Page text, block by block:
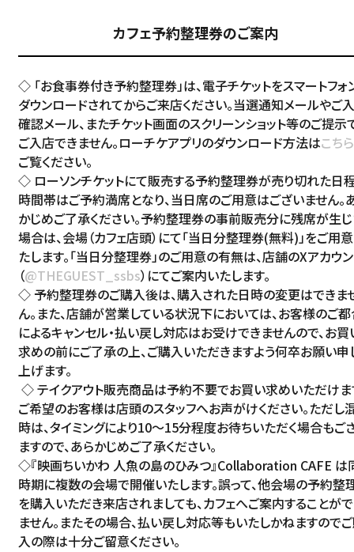
カフェ予約整理券のご案内
◇ 「お食事券付き予約整理券」は、電子チケットをスマートフォ
ダウンロードされてからご来店ください。当選通知メールやご
確認メール、またチケット画面のスクリーンショット等のご提示
ご入店できません。ローチケアプリのダウンロード方法はこちら
ご覧ください。
◇ ローソンチケットにて販売する予約整理券が売り切れた日
時間帯はご予約満席となり、当日席のご用意はございません。
かじめご了承ください。予約整理券の事前販売分に残席が生
場合は、会場（カフェ店頭）にて「当日分整理券(無料)」をご用
たします。「当日分整理券」のご用意の有無は、店舗のXアカウ
（@THEGUEST_ssbs）にてご案内いたします。
◇ 予約整理券のご購入後は、購入された日時の変更はできま
ん。また、店舗が営業している状況下においては、お客様のご
によるキャンセル・払い戻し対応はお受けできませんので、お買
求めの前にご了承の上、ご購入いただきますよう何卒お願い申
上げます。
◇ テイクアウト販売商品は予約不要でお買い求めいただけま
ご希望のお客様は店頭のスタッフへお声がけください。ただし
時は、タイミングにより10～15分程度お待ちいただく場合もご
ますので、あらかじめご了承ください。
◇『映画ちいかわ 人魚の島のひみつ』Collaboration CAFE は
時期に複数の会場で開催いたします。誤って、他会場の予約整
を購入いただき来店されましても、カフェへご案内することが
ません。またその場合、払い戻し対応等もいたしかねますので
入の際は十分ご留意ください。